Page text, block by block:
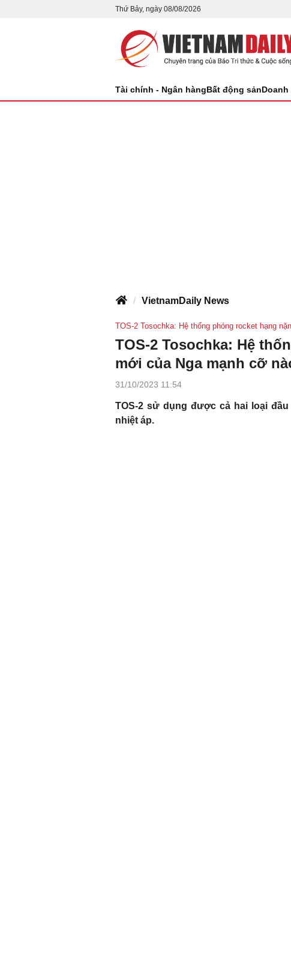
Thứ Bảy, ngày 08/08/2026
Tài chính - Ngân hàngBất động sản
VietnamDaily News
TOS-2 Tosochka: Hệ thống phóng rocket hạng
TOS-2 Tosochka: Hệ
mới của Nga mạnh cỡ
31/10/2023 11:54
TOS-2 sử dụng được cả hai loại
nhiệt áp.